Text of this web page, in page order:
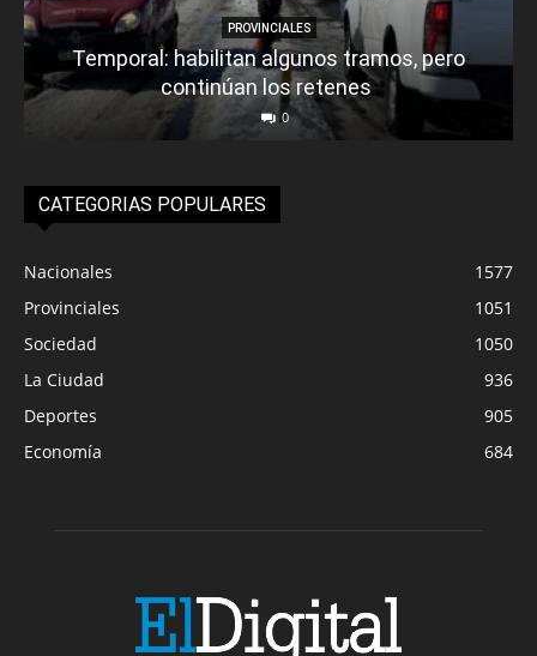
PROVINCIALES
Temporal: habilitan algunos tramos, pero
continúan los retenes
0
CATEGORIAS POPULARES
Nacionales
1577
Provinciales
1051
Sociedad
1050
La Ciudad
936
Deportes
905
Economía
684